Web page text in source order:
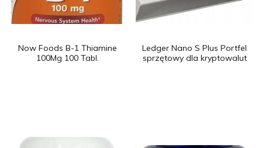
Now Foods B-1 Thiamine
100Mg 100 Tabl.
Ledger Nano S Plus Portfel
sprzętowy dla kryptowalut